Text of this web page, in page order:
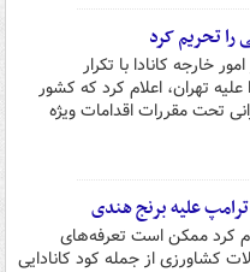
را تحریم کرد
خارجه کانادا با تکرار
علیه تهران، اعلام کرد که کشور
تحت مقررات اقدامات ویژه
علیه برنج هندی
کرد ممکن است تعرفه‌های
کشاورزی از جمله کود کانادایی